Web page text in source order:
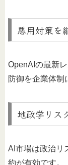
悪用対策を
OpenAIの最新
防御を企業体制
地政学リス
AI市場は政治リ
約が有効です。